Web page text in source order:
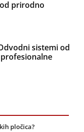
prirodno
sistemi od
pločica?